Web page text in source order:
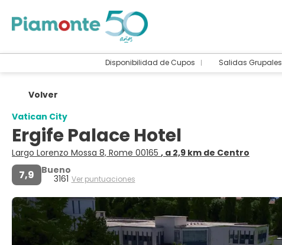
Disponibilidad de Cupos Salidas Grupales
Volver
Vatican City
Ergife Palace Hotel
Largo Lorenzo Mossa 8, Rome 00165 , a 2,9 km de Centro
7,9 Bueno
3161 Ver puntuaciones